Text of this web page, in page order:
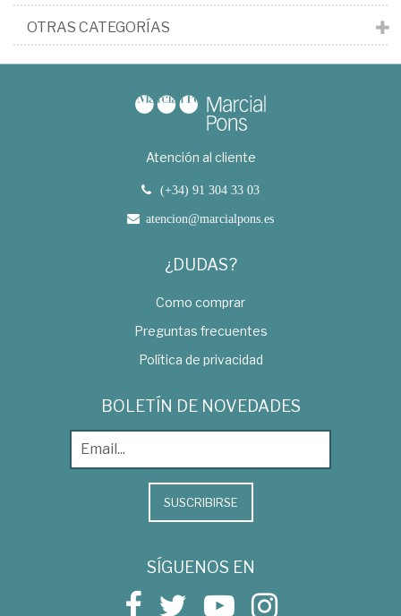
OTRAS CATEGORÍAS
Atención al cliente
(+34) 91 304 33 03
atencion@marcialpons.es
¿DUDAS?
Como comprar
Preguntas frecuentes
Política de privacidad
BOLETÍN DE NOVEDADES
SUSCRIBIRSE
SÍGUENOS EN